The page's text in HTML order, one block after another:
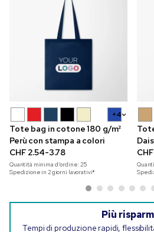
+4
Tote bag in cotone 180 g/m²
Perù con stampa a colori
CHF 2.54-3.78
Quantità minima d'ordine:25
Spedizione in 2 giorni lavorativi*
Più
Tempi di produzione rapidi,